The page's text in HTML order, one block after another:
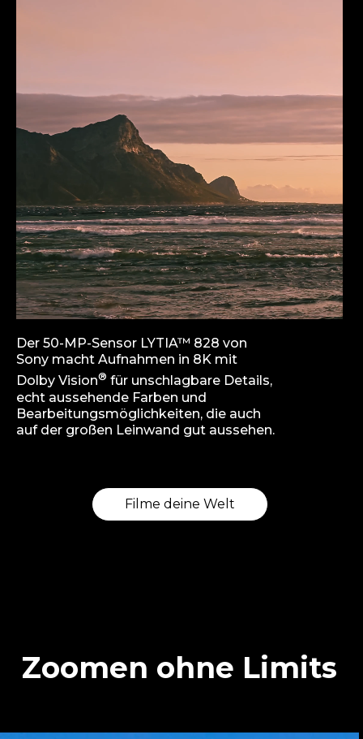
Der 50-MP-Sensor LYTIA™ 828 von
Sony macht Aufnahmen in 8K mit
Dolby Vision® für unschlagbare Details,
echt aussehende Farben und
Bearbeitungsmöglichkeiten, die auch
auf der großen Leinwand gut aussehen.
Filme deine Welt
Zoomen ohne Limits